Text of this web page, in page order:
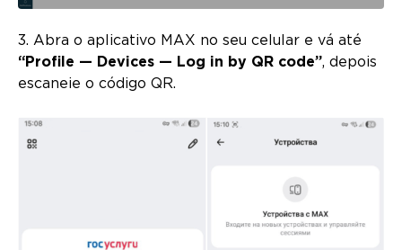
3. Abra o aplicativo MAX no seu celular e vá até
“Profile — Devices — Log in by QR code”, depois
escaneie o código QR.